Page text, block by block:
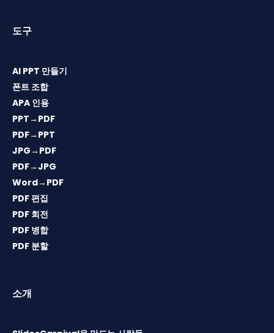
도구
AI PPT 만들기
폰트 조합
APA 인용
PPT→PDF
PDF→PPT
JPG→PDF
PDF→JPG
Word→PDF
PDF 편집
PDF 회전
PDF 병합
PDF 분할
소개